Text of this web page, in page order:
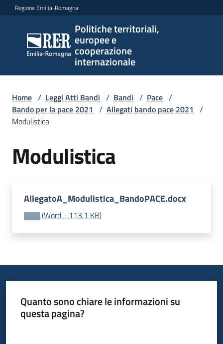
Vai al contenuto
Vai alla navigazione
Vai al footer
Regione Emilia-Romagna
Politiche territoriali,
europee e
cooperazione
internazionale
Politiche
territoriali,
europee e
cooperazione
Argomenti
Leggi
Programmi
Progetti
Home / Leggi Atti Bandi / Bandi / Pace /
Bando per la pace 2021 / Allegati bando pace 2021 /
Modulistica
Modulistica
AllegatoA_Modulistica_BandoPACE.docx
(Word - 113,1 KB)
Quanto sono chiare le informazioni su
questa pagina?